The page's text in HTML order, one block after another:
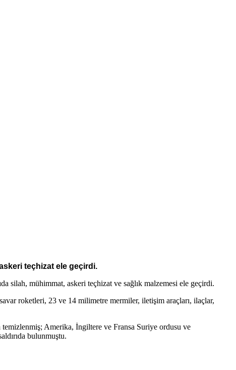
teçhizat ele geçirdi.
silah, mühimmat, askeri teçhizat ve sağlık malzemesi ele geçirdi.
roketleri, 23 ve 14 milimetre mermiler, iletişim araçları, ilaçlar,
temizlenmiş; Amerika, İngiltere ve Fransa Suriye ordusu ve
bulunmuştu.